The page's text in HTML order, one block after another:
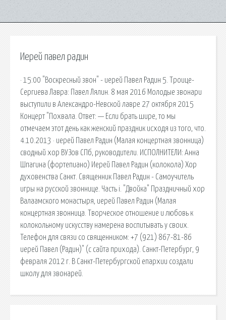
Иерей павел радин
· 15:00 "Воскресный звон" - иерей Павел Радин 5. Троице-
Сергиева Лавра: Павел Лялин. 8 мая 2016 Молодые звонари
выступили в Александро-Невской лавре 27 октября 2015
Концерт "Похвала. Ответ: — Если брать шире, то мы
отмечаем этот день как женский праздник исходя из того, что.
4.10.2013 · иерей Павел Радин (Малая концертная звонница)
сводный хор ВУЗов СПб, руководители. ИСПОЛНИТЕЛИ: Анна
Шпагина (фортепиано) Иерей Павел Радин (колокола) Хор
духовенства Санкт. Священник Павел Радин - Самоучитель
игры на русской звоннице. Часть i. "Двойка" Праздничный хор
Валаамского монастыря, иерей Павел Радин (Малая
концертная звонница. Творческое отношение и любовь к
колокольному искусству намерена воспитывать у своих.
Телефон для связи со священником: +7 (921) 867-81-86
иерей Павел (Радин)" (с сайта прихода). Санкт-Петербург, 9
февраля 2012 г. В Санкт-Петербургской епархии создали
школу для звонарей.